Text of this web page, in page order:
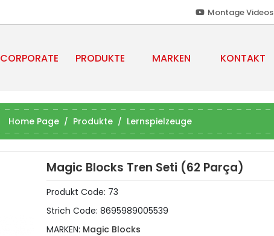
Montage Videos
CORPORATE PRODUKTE MARKEN KONTAKT
Home Page Produkte Lernspielzeuge
Magic Blocks Tren Seti (62 Parça)
Produkt Code: 73
Strich Code: 8695989005539
MARKEN: Magic Blocks